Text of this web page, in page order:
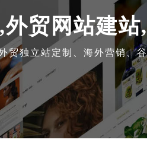
贸网站建
贸独立站定制、海外营销、